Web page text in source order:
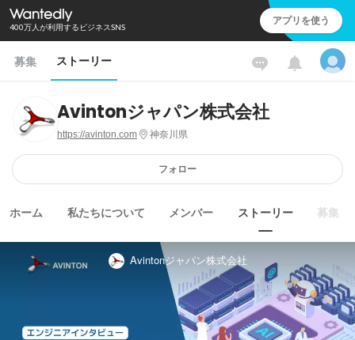
400万人が利用するビジネスSNS アプリを使う
募集 ストーリー
Avintonジャパン株式会社
https://avinton.com 神奈川県
フォロー
ホーム 私たちについて メンバー ストーリー 募集
Avintonジャパン株式会社